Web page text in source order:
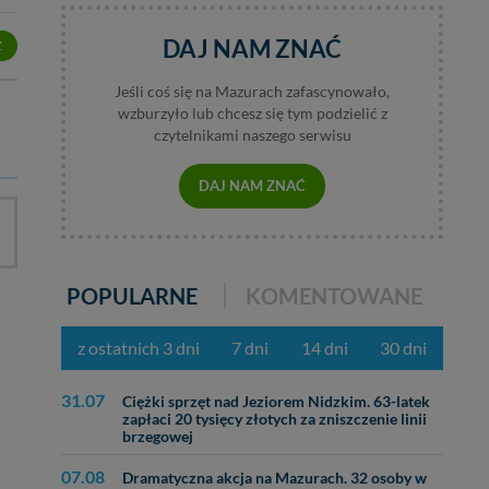
DAJ NAM ZNAĆ
Jeśli coś się na Mazurach zafascynowało,
wzburzyło lub chcesz się tym podzielić z
czytelnikami naszego serwisu
DAJ NAM ZNAĆ
POPULARNE KOMENTOWANE
z ostatnich 3 dni 7 dni 14 dni 30 dni
31.07
Ciężki sprzęt nad Jeziorem Nidzkim. 63-latek
zapłaci 20 tysięcy złotych za zniszczenie linii
brzegowej
07.08
Dramatyczna akcja na Mazurach. 32 osoby w
ul. Wiejska 17,
zabronić ich
w odniesieniu do
- w pewnych